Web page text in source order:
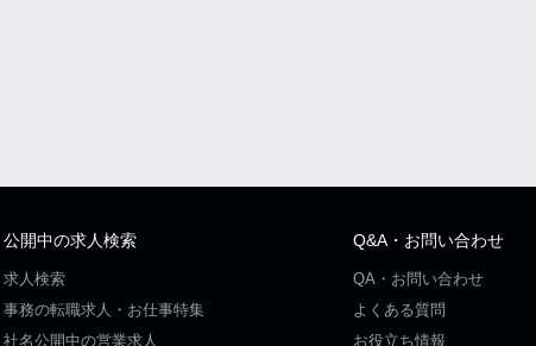
公開中の求人検索
求人検索
事務の転職求人・お仕事特集
社名公開中の営業求人
Q&A・お問い合わせ
QA・お問い合わせ
よくある質問
お役立ち情報